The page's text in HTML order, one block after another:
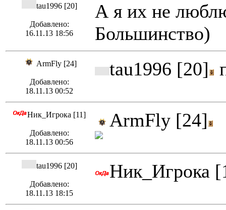
tau1996 [20]
Добавлено:
16.11.13 18:56
А я их не
Большинство)
ArmFly [24]
Добавлено:
18.11.13 00:52
tau1996 [20]
Ник_Игрока [11]
Добавлено:
18.11.13 00:56
ArmFly [24]
tau1996 [20]
Добавлено:
18.11.13 18:15
Ник_Игрока